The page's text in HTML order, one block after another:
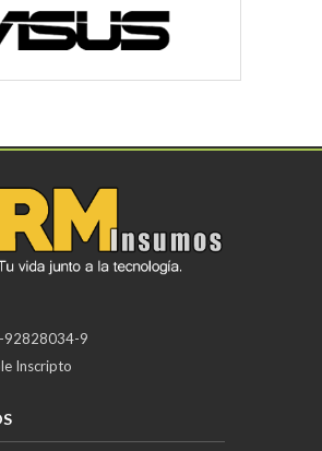
92828034-9
Inscripto